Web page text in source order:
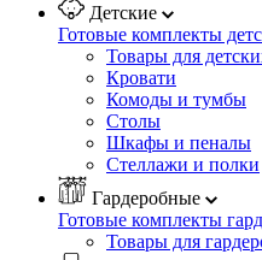
Детские
Готовые комплекты
Товары для
Кровати
Комоды и тумбы
Столы
Шкафы и пеналы
Стеллажи и полки
Гардеробные
Готовые комплекты
Товары для